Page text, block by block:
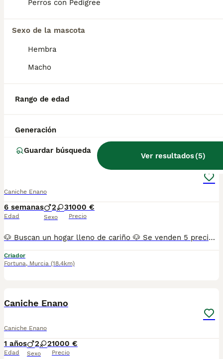
Perros con Pedigree
Sexo de la mascota
Hembra
Macho
Rango de edad
Generación
Guardar búsqueda
Ver resultados(5)
CANICHE ENANO
13 semanas
Santomera,Murcia
Caniche Enano
6 semanas
Edad
2 3
Sexo
1000 €
Precio
🐶 Buscan un hogar lleno de cariño 🐶 Se venden 5 preciosos cachorros de Caniche toy-enano, criados con mucho mimo y cariño. 🤎 2 color chocolate 🧡 3 color albaricoque (apricot) Son muy cariñosos, juguetones e ideales para familias o personas que busquen un compañero fiel. Si estás interesado o quieres más información, no dudes en escribirme por privado. Telef 684455363
Criador
Fortuna, Murcia (18.4km)
Caniche Enano
Caniche Enano
1 años
Edad
2 2
Sexo
1000 €
Precio